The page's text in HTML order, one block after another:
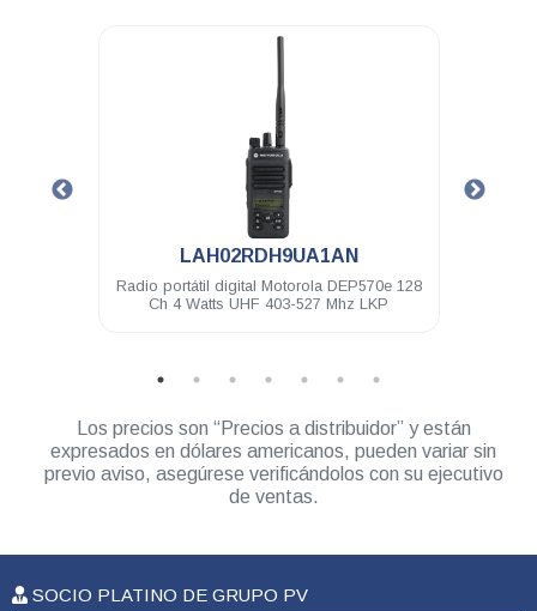
.
LAH02RDH9UA1AN
Radio portátil digital Motorola DEP570e 128
Ch 4 Watts UHF 403-527 Mhz LKP
Los precios son “Precios a distribuidor” y están
expresados en dólares americanos, pueden variar sin
previo aviso, asegúrese verificándolos con su ejecutivo
de ventas.
SOCIO PLATINO DE GRUPO PV